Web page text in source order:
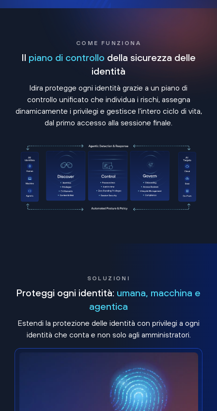
COME FUNZIONA
Il piano di controllo della sicurezza delle
identità
Idira protegge ogni identità grazie a un piano di
controllo unificato che individua i rischi, assegna
dinamicamente i privilegi e gestisce l'intero ciclo di vita,
dal primo accesso alla sessione finale.
SOLUZIONI
Proteggi ogni identità: umana, macchina e
agentica
Estendi la protezione delle identità con privilegi a ogni
identità che conta e non solo agli amministratori.